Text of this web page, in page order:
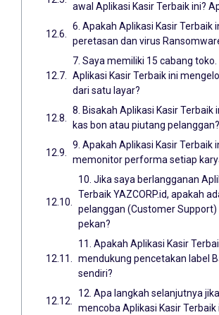
awal Aplikasi Kasir Terbaik ini?
6. Apakah Aplikasi Kasir Terbaik
peretasan dan virus
7. Saya memiliki 15 cabang toko.
Aplikasi Kasir Terbaik ini
dari satu layar?
8. Bisakah Aplikasi Kasir Terbaik
kas bon atau piutang pelanggan?
9. Apakah Aplikasi Kasir Terbaik
memonitor performa setiap
10. Jika saya berlangganan
Terbaik YAZCORP.id, apakah
pelanggan (Customer Support)
pekan?
11. Apakah Aplikasi Kasir
mendukung pencetakan label
sendiri?
12. Apa langkah selanjutnya
mencoba Aplikasi Kasir Terbaik